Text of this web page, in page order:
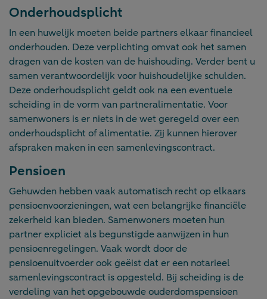
Onderhoudsplicht
In een huwelijk moeten beide partners elkaar financieel
onderhouden. Deze verplichting omvat ook het samen
dragen van de kosten van de huishouding. Verder bent u
samen verantwoordelijk voor huishoudelijke schulden.
Deze onderhoudsplicht geldt ook na een eventuele
scheiding in de vorm van partneralimentatie. Voor
samenwoners is er niets in de wet geregeld over een
onderhoudsplicht of alimentatie. Zij kunnen hierover
afspraken maken in een samenlevingscontract.
Pensioen
Gehuwden hebben vaak automatisch recht op elkaars
pensioenvoorzieningen, wat een belangrijke financiële
zekerheid kan bieden. Samenwoners moeten hun
partner expliciet als begunstigde aanwijzen in hun
pensioenregelingen. Vaak wordt door de
pensioenuitvoerder ook geëist dat er een notarieel
samenlevingscontract is opgesteld. Bij scheiding is de
verdeling van het opgebouwde ouderdomspensioen